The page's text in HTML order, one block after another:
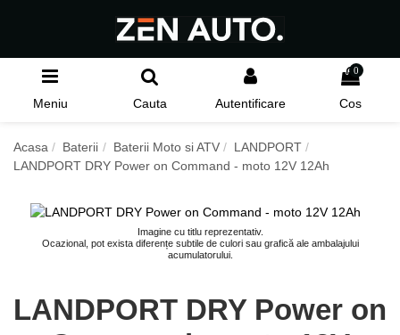
Meniu Cauta Autentificare
0
Cos
Acasa Baterii Baterii Moto si ATV
LANDPORT
LANDPORT DRY Power on Command - moto 12V 12Ah
Imagine cu titlu reprezentativ.
Ocazional, pot exista diferențe subtile de culori sau grafică ale ambalajului
acumulatorului.
LANDPORT DRY Power on